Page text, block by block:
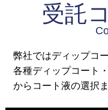
受託
弊社ではディップコ
各種ディップコート
からコート液の選択